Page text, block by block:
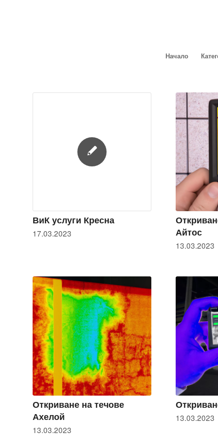
Начало
ВиК услуги Кресна
17.03.2023
Айтос
13.03.2023
Откриване на течове
Ахелой
13.03.2023
13.03.2023